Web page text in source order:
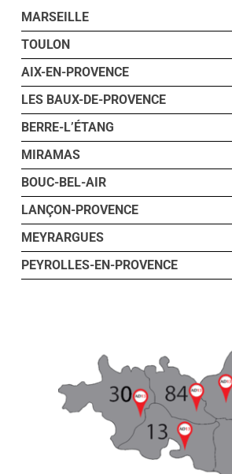
MARSEILLE
TOULON
AIX-EN-PROVENCE
LES BAUX-DE-PROVENCE
BERRE-L’ÉTANG
MIRAMAS
BOUC-BEL-AIR
LANÇON-PROVENCE
MEYRARGUES
PEYROLLES-EN-PROVENCE